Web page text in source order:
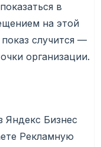
в
на этой
случится —
организации.
Яндекс Бизнес
Рекламную